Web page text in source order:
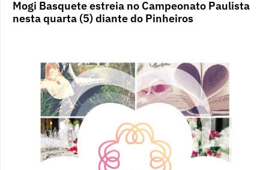
Mogi Basquete estreia no Campeonato Paulista
nesta quarta (5) diante do Pinheiros